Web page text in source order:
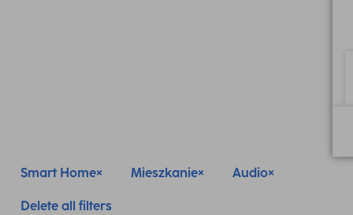
Smart Home Mieszkanie Audio
Delete all filters